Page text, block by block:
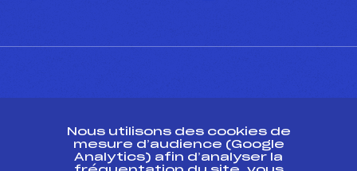
ESPACE PRESSE
Nous utilisons des cookies de
mesure d’audience (Google
Analytics) afin d’analyser la